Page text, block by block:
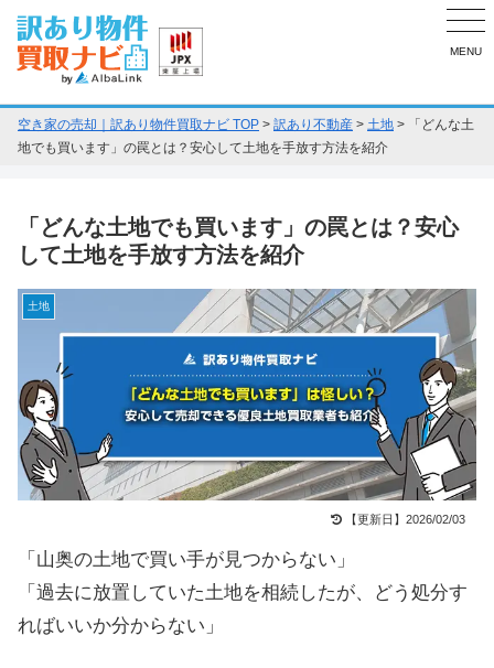
MENU
空き家の売却｜訳あり物件買取ナビ TOP > 訳あり不動産 > 土地 >
「どんな土
地でも買います」の罠とは？安心して土地を手放す方法を紹介
「どんな土地でも買います」の罠とは？安心
して土地を手放す方法を紹介
土地
【更新日】2026/02/03
「山奥の土地で買い手が見つからない」
「過去に放置していた土地を相続したが、どう処分す
ればいいか分からない」